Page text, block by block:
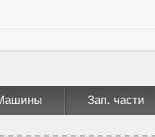
Зап. части